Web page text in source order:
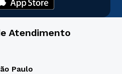
Atendimento
Paulo